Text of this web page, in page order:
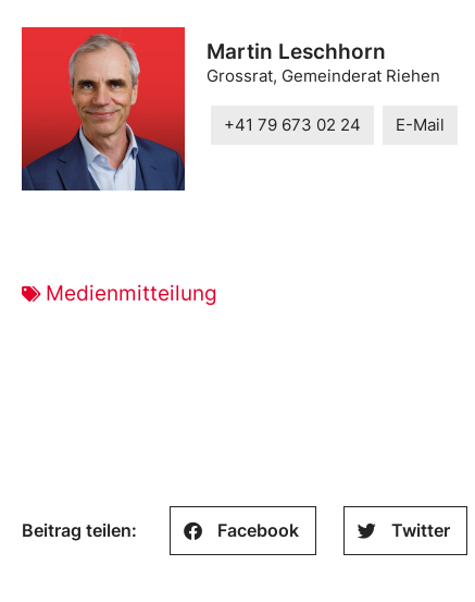
Martin Leschhorn
Grossrat, Gemeinderat Riehen
+41 79 673 02 24 E-Mail
Medienmitteilung
Beitrag teilen: Facebook Twitter